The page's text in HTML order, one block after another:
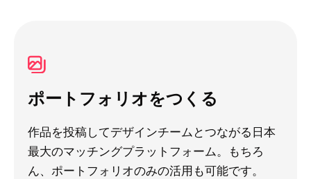
ポートフォリオをつくる
作品を投稿してデザインチームとつながる日本
最大のマッチングプラットフォーム。もちろ
ん、ポートフォリオのみの活用も可能です。